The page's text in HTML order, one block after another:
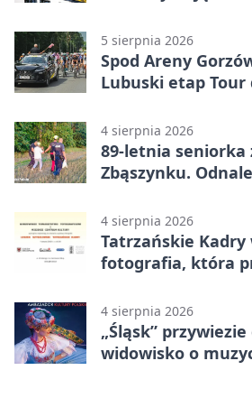
5 sierpnia 2026
Spod Areny
Lubuski etap Tour
4 sierpnia 2026
89-letnia seniorka
Zbąszynku.
4 sierpnia 2026
Tatrzańskie Kadry
fotografia, która
4 sierpnia 2026
„Śląsk”
widowisko o